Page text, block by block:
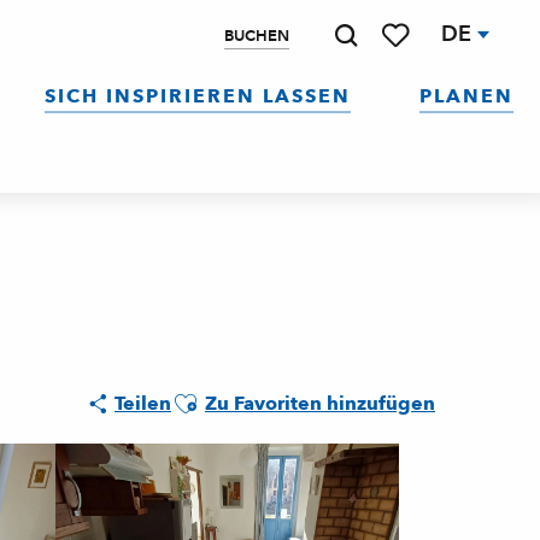
BUCHEN DE
SICH INSPIRIEREN LASSEN PLANEN
TeilenAjouter aux favoris
Zu Favoriten hinzufügen